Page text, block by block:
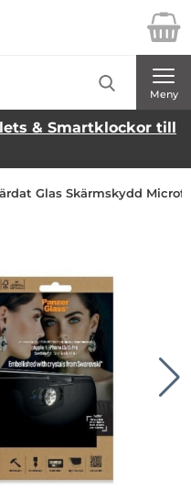
Telecom AB
Meny
& Smartklockor till
Glas Skärmskydd